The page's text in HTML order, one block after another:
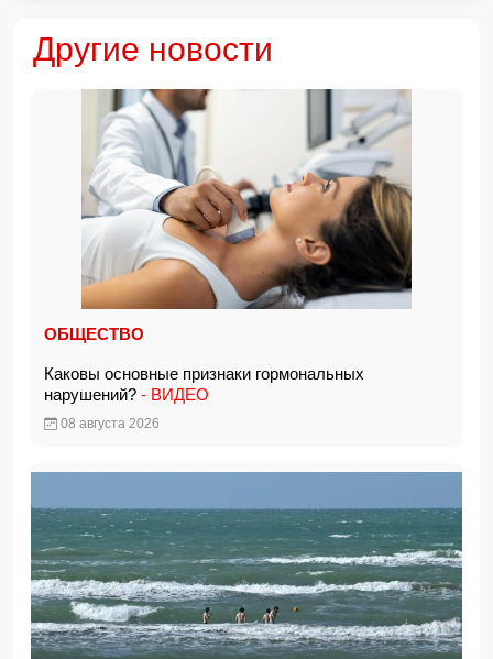
Другие новости
ОБЩЕСТВО
Каковы основные признаки гормональных
нарушений? - ВИДЕО
08 августа 2026